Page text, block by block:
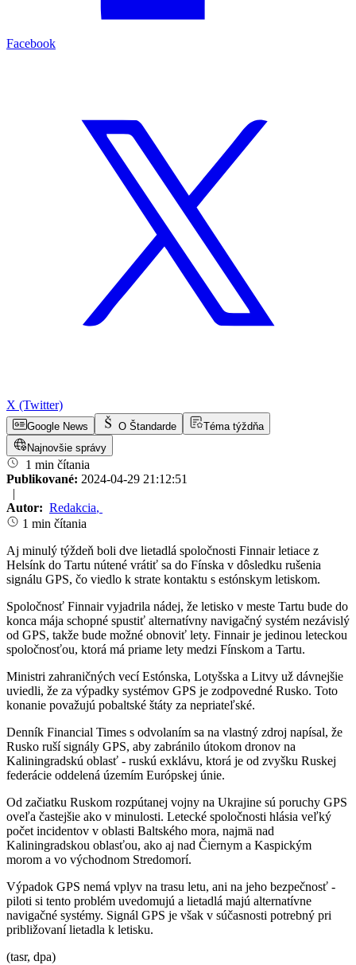
Facebook
X (Twitter)
Google News O Štandarde
Téma týždňa
Najnovšie správy
1 min čítania
Publikované: 2024-04-29 21:12:51
|
Autor: Redakcia,
1 min čítania
Aj minulý týždeň boli dve lietadlá spoločnosti Finnair letiace z
Helsínk do Tartu nútené vrátiť sa do Fínska v dôsledku rušenia
signálu GPS, čo viedlo k strate kontaktu s estónskym letiskom.
Spoločnosť Finnair vyjadrila nádej, že letisko v meste Tartu bude do
konca mája schopné spustiť alternatívny navigačný systém nezávislý
od GPS, takže bude možné obnoviť lety. Finnair je jedinou leteckou
spoločnosťou, ktorá má priame lety medzi Fínskom a Tartu.
Ministri zahraničných vecí Estónska, Lotyšska a Litvy už dávnejšie
uviedli, že za výpadky systémov GPS je zodpovedné Rusko. Toto
konanie považujú pobaltské štáty za nepriateľské.
Denník Financial Times s odvolaním sa na vlastný zdroj napísal, že
Rusko ruší signály GPS, aby zabránilo útokom dronov na
Kaliningradskú oblasť - ruskú exklávu, ktorá je od zvyšku Ruskej
federácie oddelená územím Európskej únie.
Od začiatku Ruskom rozpútanej vojny na Ukrajine sú poruchy GPS
oveľa častejšie ako v minulosti. Letecké spoločnosti hlásia veľký
počet incidentov v oblasti Baltského mora, najmä nad
Kaliningradskou oblasťou, ako aj nad Čiernym a Kaspickým
morom a vo východnom Stredomorí.
Výpadok GPS nemá vplyv na trasu letu, ani na jeho bezpečnosť -
piloti si tento problém uvedomujú a lietadlá majú alternatívne
navigačné systémy. Signál GPS je však v súčasnosti potrebný pri
približovaní lietadla k letisku.
(tasr, dpa)